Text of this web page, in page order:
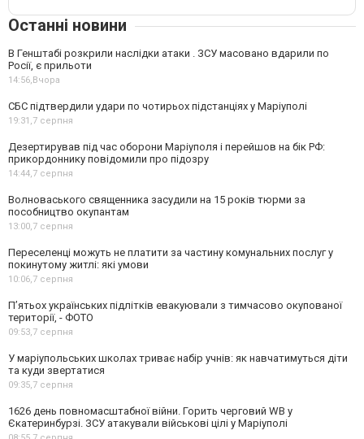
Останні новини
В Генштабі розкрили наслідки атаки . ЗСУ масовано вдарили по
Росії, є прильоти
14:56,Вчора
СБС підтвердили удари по чотирьох підстанціях у Маріуполі
19:31,7 серпня
Дезертирував під час оборони Маріуполя і перейшов на бік РФ:
прикордоннику повідомили про підозру
14:44,7 серпня
Волноваського священника засудили на 15 років тюрми за
пособництво окупантам
13:00,7 серпня
Переселенці можуть не платити за частину комунальних послуг у
покинутому житлі: які умови
10:06,7 серпня
П’ятьох українських підлітків евакуювали з тимчасово окупованої
території, - ФОТО
09:53,7 серпня
У маріупольських школах триває набір учнів: як навчатимуться діти
та куди звертатися
09:35,7 серпня
1626 день повномасштабної війни. Горить черговий WB у
Єкатеринбурзі. ЗСУ атакували військові цілі у Маріуполі